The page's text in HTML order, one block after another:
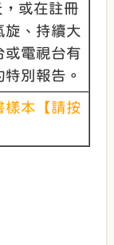
或在註冊
旋、持續大
或電視台有
別報告。
樣本【請按